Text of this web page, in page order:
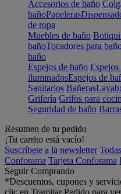
Accesorios de baño
bañoPapeleras
de ropa
Muebles de baño
bañoTocadores para
baño
Espejos de baño
iluminadosEspejos de
Sanitarios Bañeras
Grifería Grifos para
Seguridad de baño
Resumen de tu pedido
¡Tu carrito está vacío!
Suscríbete a la newsletter
Conforama Tarjeta Conforama
Seguir Comprando
*Descuentos, cupones y
clic en Tramitar Pedido para